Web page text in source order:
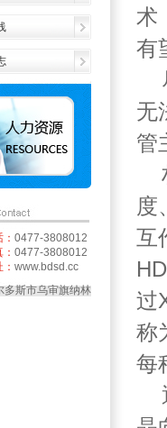
0477-3808012
0477-3808012
www.bdsd.cc
多斯市乌审旗纳林
术
有
无
管
度
互
过
称
每